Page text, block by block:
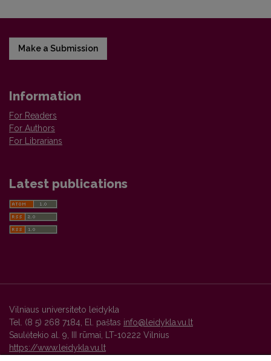
Make a Submission
Information
For Readers
For Authors
For Librarians
Latest publications
Vilniaus universiteto leidykla
Tel. (8 5) 268 7184, El. paštas info@leidykla.vu.lt
Saulėtekio al. 9, III rūmai, LT-10222 Vilnius
https://www.leidykla.vu.lt